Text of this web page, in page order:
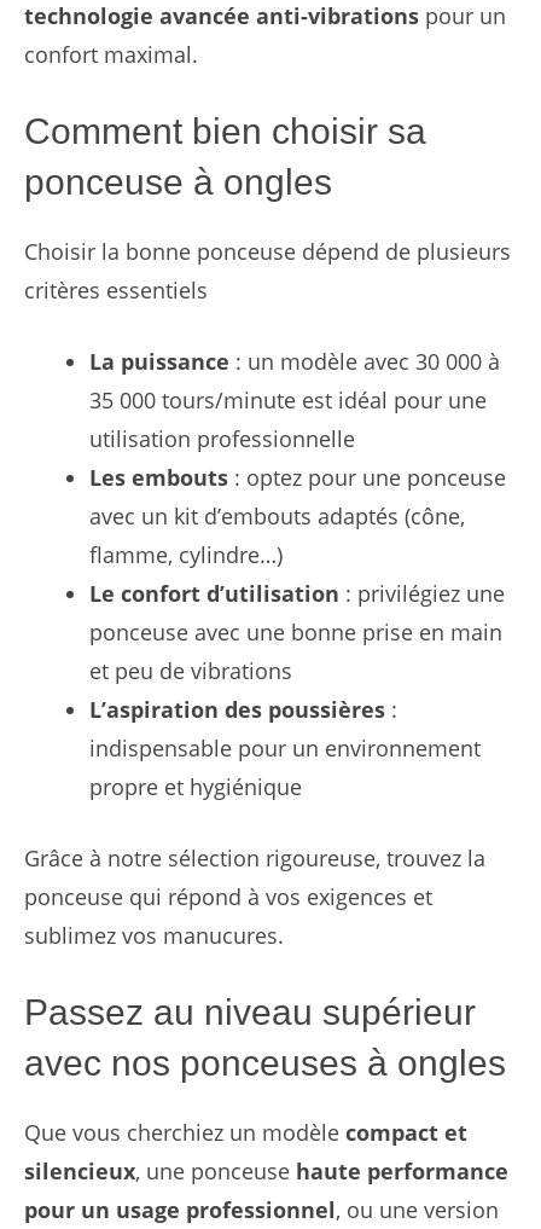
technologie avancée anti-vibrations pour un
confort maximal.
Comment bien choisir sa
ponceuse à ongles
Choisir la bonne ponceuse dépend de plusieurs
critères essentiels
La puissance : un modèle avec 30 000 à
35 000 tours/minute est idéal pour une
utilisation professionnelle
Les embouts : optez pour une ponceuse
avec un kit d’embouts adaptés (cône,
flamme, cylindre…)
Le confort d’utilisation : privilégiez une
ponceuse avec une bonne prise en main
et peu de vibrations
L’aspiration des poussières :
indispensable pour un environnement
propre et hygiénique
Grâce à notre sélection rigoureuse, trouvez la
ponceuse qui répond à vos exigences et
sublimez vos manucures.
Passez au niveau supérieur
avec nos ponceuses à ongles
Que vous cherchiez un modèle compact et
silencieux, une ponceuse haute performance
pour un usage professionnel, ou une version